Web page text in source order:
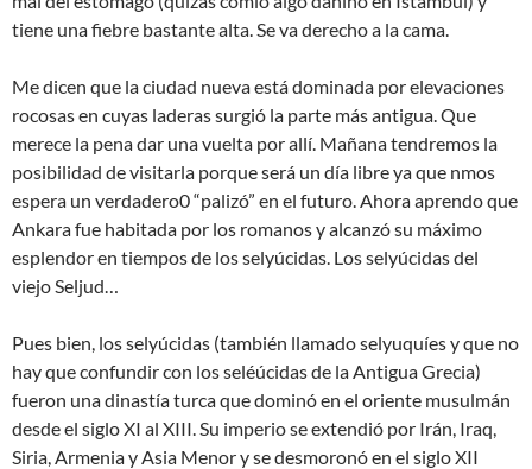
tiene una fiebre bastante alta. Se va derecho a la cama.
Me dicen que la ciudad nueva está dominada por elevaciones
rocosas en cuyas laderas surgió la parte más antigua. Que
merece la pena dar una vuelta por allí. Mañana tendremos la
posibilidad de visitarla porque será un día libre ya que nmos
espera un verdadero0 “palizó” en el futuro. Ahora aprendo que
Ankara fue habitada por los romanos y alcanzó su máximo
esplendor en tiempos de los selyúcidas. Los selyúcidas del
viejo Seljud…
Pues bien, los selyúcidas (también llamado selyuquíes y que no
hay que confundir con los seléúcidas de la Antigua Grecia)
fueron una dinastía turca que dominó en el oriente musulmán
desde el siglo XI al XIII. Su imperio se extendió por Irán, Iraq,
Siria, Armenia y Asia Menor y se desmoronó en el siglo XII